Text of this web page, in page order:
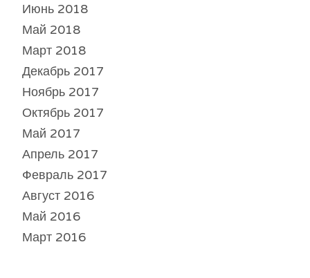
Июнь 2018
Май 2018
Март 2018
Декабрь 2017
Ноябрь 2017
Октябрь 2017
Май 2017
Апрель 2017
Февраль 2017
Август 2016
Май 2016
Март 2016